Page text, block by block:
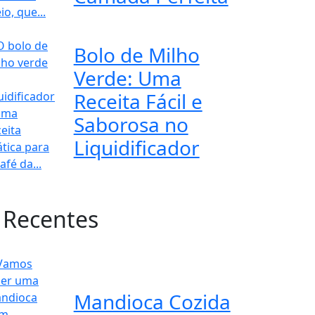
Bolo de Milho
Verde: Uma
Receita Fácil e
Saborosa no
Liquidificador
Mandioca Cozida